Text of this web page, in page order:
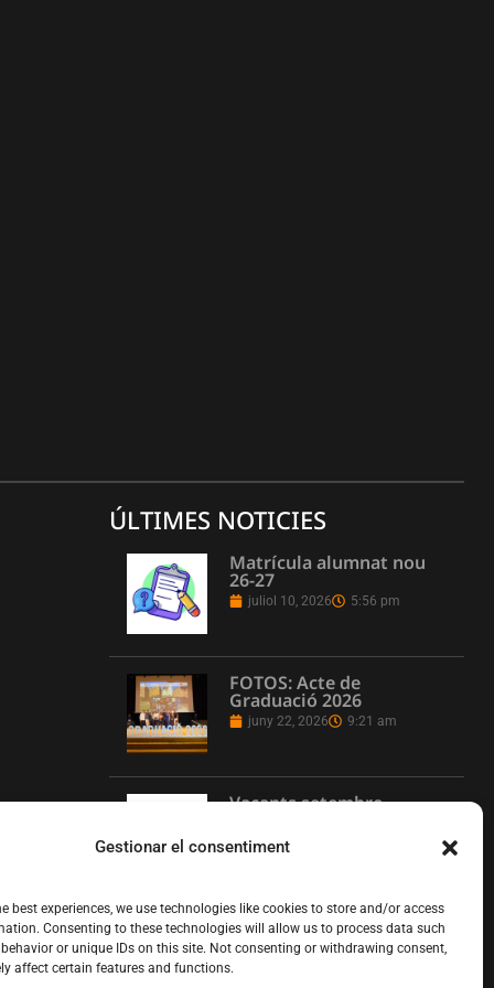
Gestionar el consentiment
best experiences, we use technologies like cookies to store and/or access
Consenting to these technologies will allow us to process data such
or unique IDs on this site. Not consenting or withdrawing consent,
affect certain features and functions.
ÚLTIMES NOTICIES
Matrícula alumnat nou
26-27
juliol 10, 2026 5:56 pm
FOTOS: Acte de
Graduació 2026
juny 22, 2026 9:21 am
Vacants setembre
L’Institut Pere Martell
executa un projecte de
realització multicàmera
en remot